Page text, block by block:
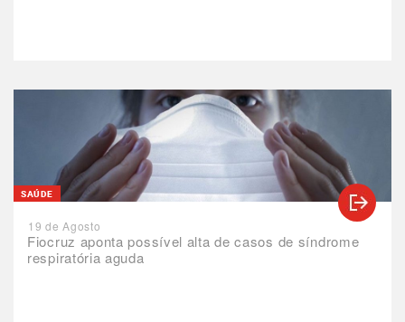
Fiocruz aponta possível alta de casos de síndrome
respiratória aguda
SAÚDE
19 de Agosto